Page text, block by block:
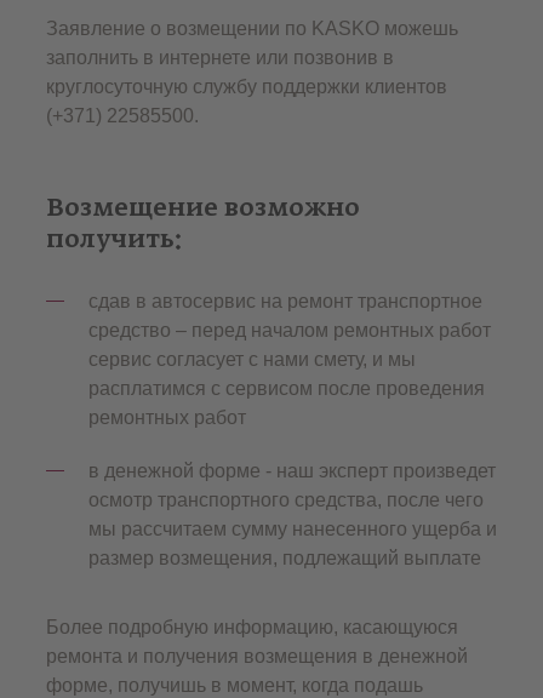
Заявление о возмещении по KASKO можешь
заполнить в интернете или позвонив в
круглосуточную службу поддержки клиентов
(+371) 22585500.
Возмещение возможно
получить:
сдав в автосервис на ремонт транспортное
средство – перед началом ремонтных работ
сервис согласует с нами смету, и мы
расплатимся с сервисом после проведения
ремонтных работ
в денежной форме - наш эксперт произведет
осмотр транспортного средства, после чего
мы рассчитаем сумму нанесенного ущерба и
размер возмещения, подлежащий выплате
Более подробную информацию, касающуюся
ремонта и получения возмещения в денежной
форме, получишь в момент, когда подашь